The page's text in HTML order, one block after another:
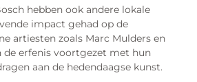
hebben ook andere lokale
impact gehad op de
artiesten zoals Marc Mulders en
de erfenis voortgezet met hun
aan de hedendaagse kunst.